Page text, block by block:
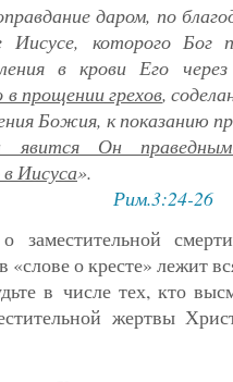
даром, по
Иисусе, которого Бог
в крови Его
в прощении грехов,
Божия, к показанию
явится Он
Иисуса».
Рим.3:24-26
заместительной
«слове о кресте» лежит
в числе тех, кто
жертвы